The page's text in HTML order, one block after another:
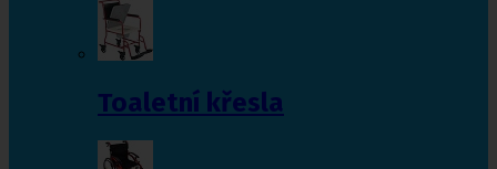
Toaletní křesla